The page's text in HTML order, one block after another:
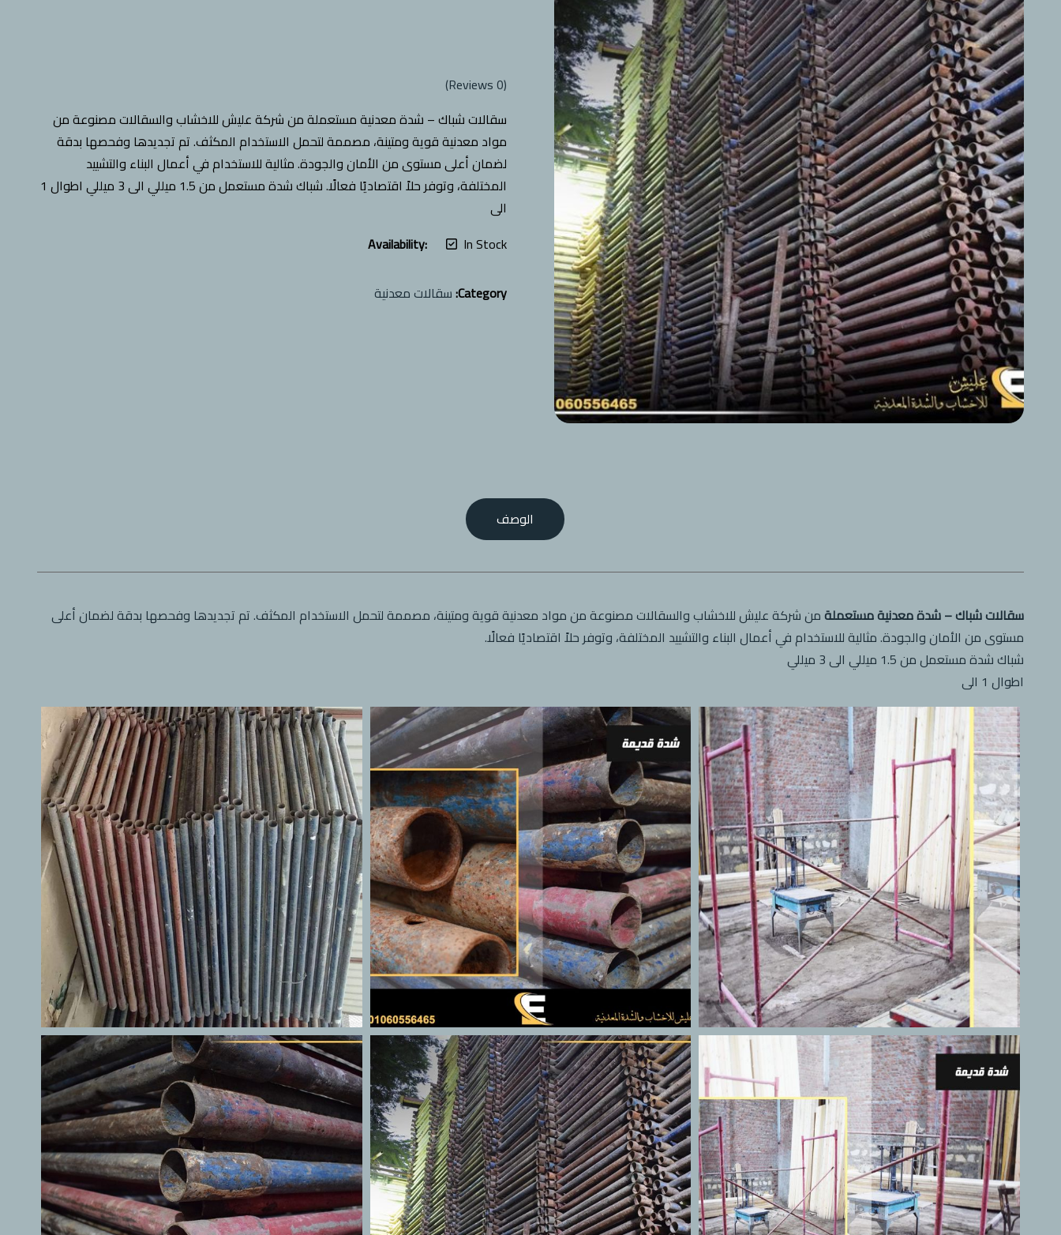
(
0
سقالات شباك – شدة معدنية مستعملة من شركة عليش للاخشاب والسقالات مصنوعة من
مواد معدنية قوية ومتينة، مصممة لتحمل الاستخدام المكثف. تم تجديدها وفحصها بدقة
لضمان أعلى مستوى من الأمان والجودة. مثالية للاستخدام في أعمال البناء والتشييد
المختلفة، وتوفر حلاً اقتصاديًا فعالًا. شباك شدة مستعمل من 1.5 ميللي الى 3 ميللي اطوال 1
الى
Availability:
In Stock
Category: سقالات معدنية
الوصف
سقالات شباك – شدة معدنية مستعملةمن شركة عليش للاخشاب والسقالات مصنوعة من مواد معدنية قوية ومتينة، مصممة لتحمل الاستخدام المكثف. تم تجديدها وفحصها بدقة لضمان أعلى
مستوى من الأمان والجودة. مثالية للاستخدام في أعمال البناء والتشييد المختلفة، وتوفر حلاً اقتصاديًا فعالًا.
شباك شدة مستعمل من 1.5 ميللي الى 3 ميللي
اطوال 1 الى